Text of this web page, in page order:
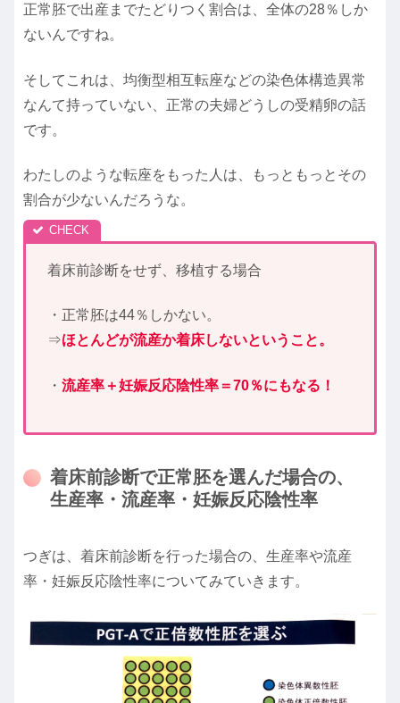
正常胚で出産までたどりつく割合は、全体の28％しか
ないんですね。
そしてこれは、均衡型相互転座などの染色体構造異常
なんて持っていない、正常の夫婦どうしの受精卵の話
です。
わたしのような転座をもった人は、もっともっとその
割合が少ないんだろうな。
着床前診断をせず、移植する場合
・正常胚は44％しかない。
⇒ほとんどが流産か着床しないということ。
・ 流産率＋妊娠反応陰性率＝70％にもなる！
着床前診断で正常胚を選んだ場合の、
生産率・流産率・妊娠反応陰性率
つぎは、着床前診断を行った場合の、生産率や流産
率・妊娠反応陰性率についてみていきます。